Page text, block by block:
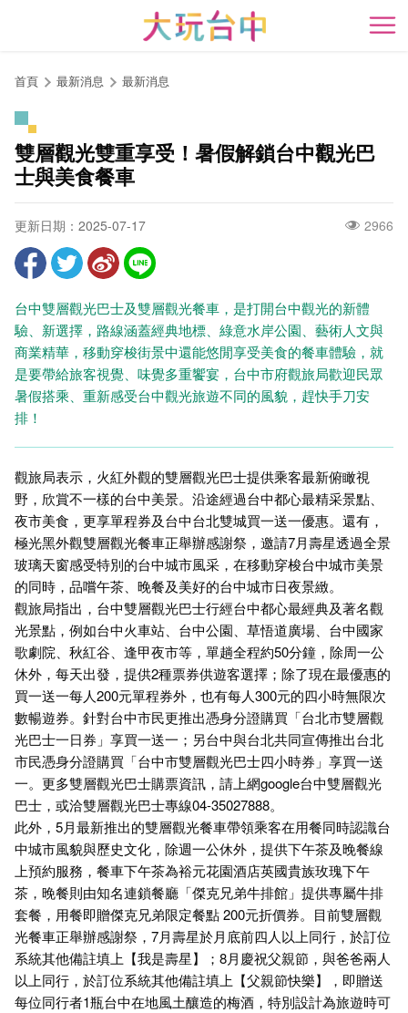
開
首頁 最新消息 最新消息
雙層觀光雙重享受！暑假解鎖台中觀光巴
士與美食餐車
更新日期：2025-07-17 2966
台中雙層觀光巴士及雙層觀光餐車，是打開台中觀光的新體
驗、新選擇，路線涵蓋經典地標、綠意水岸公園、藝術人文與
商業精華，移動穿梭街景中還能悠閒享受美食的餐車體驗，就
是要帶給旅客視覺、味覺多重饗宴，台中市府觀旅局歡迎民眾
暑假搭乘、重新感受台中觀光旅遊不同的風貌，趕快手刀安
排！
觀旅局表示，火紅外觀的雙層觀光巴士提供乘客最新俯瞰視
野，欣賞不一樣的台中美景。沿途經過台中都心最精采景點、
夜市美食，更享單程券及台中台北雙城買一送一優惠。還有，
極光黑外觀雙層觀光餐車正舉辦感謝祭，邀請7月壽星透過全景
玻璃天窗感受特別的台中城市風采，在移動穿梭台中城市美景
的同時，品嚐午茶、晚餐及美好的台中城市日夜景緻。
觀旅局指出，台中雙層觀光巴士行經台中都心最經典及著名觀
光景點，例如台中火車站、台中公園、草悟道廣場、台中國家
歌劇院、秋紅谷、逢甲夜市等，單趟全程約50分鐘，除周一公
休外，每天出發，提供2種票券供遊客選擇；除了現在最優惠的
買一送一每人200元單程券外，也有每人300元的四小時無限次
數暢遊券。針對台中市民更推出憑身分證購買「台北市雙層觀
光巴士一日券」享買一送一；另台中與台北共同宣傳推出台北
市民憑身分證購買「台中市雙層觀光巴士四小時券」享買一送
一。更多雙層觀光巴士購票資訊，請上網google台中雙層觀光
巴士，或洽雙層觀光巴士專線04-35027888。
此外，5月最新推出的雙層觀光餐車帶領乘客在用餐同時認識台
中城市風貌與歷史文化，除週一公休外，提供下午茶及晚餐線
上預約服務，餐車下午茶為裕元花園酒店英國貴族玫瑰下午
茶，晚餐則由知名連鎖餐廳「傑克兄弟牛排館」提供專屬牛排
套餐，用餐即贈傑克兄弟限定餐點 200元折價券。目前雙層觀
光餐車正舉辦感謝祭，7月壽星於月底前四人以上同行，於訂位
系統其他備註填上【我是壽星】；8月慶祝父親節，與爸爸兩人
以上同行，於訂位系統其他備註填上【父親節快樂】，即贈送
每位同行者1瓶台中在地風土釀造的梅酒，特別設計為旅遊時可